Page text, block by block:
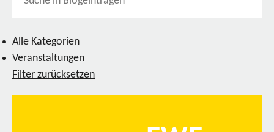
Alle Kategorien
Veranstaltungen
Filter zurücksetzen